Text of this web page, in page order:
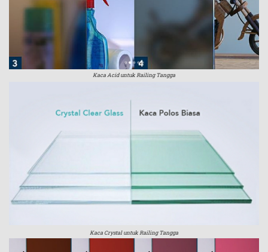
Kaca Acid untuk Railing Tangga
Kaca Crystal untuk Railing Tangga